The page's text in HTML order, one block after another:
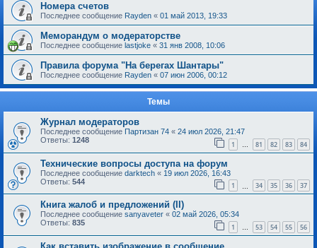
Номера счетов
Последнее сообщение Rayden « 01 май 2013, 19:33
Меморандум о модераторстве
Последнее сообщение lastjoke « 31 янв 2008, 10:06
Правила форума "На берегах Шантары"
Последнее сообщение Rayden « 07 июн 2006, 00:12
Темы
Журнал модераторов
Последнее сообщение Партизан 74 « 24 июл 2026, 21:47
Ответы: 1248 1 … 81 82 83 84
Технические вопросы доступа на форум
Последнее сообщение darktech « 19 июл 2026, 16:43
Ответы: 544 1 34 35 36 37
Книга жалоб и предложений (II)
Последнее сообщение sanyaveter « 02 май 2026, 05:34
Ответы: 835 1 … 53 54 55 56